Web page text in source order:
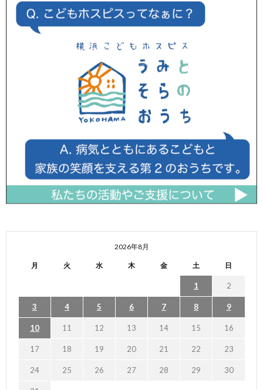
2026年8月
月 火 水 木 金 土 日
1 2
3 4 5 6 7 8 9
10 11 12 13 14 15 16
17 18 19 20 21 22 23
24 25 26 27 28 29 30